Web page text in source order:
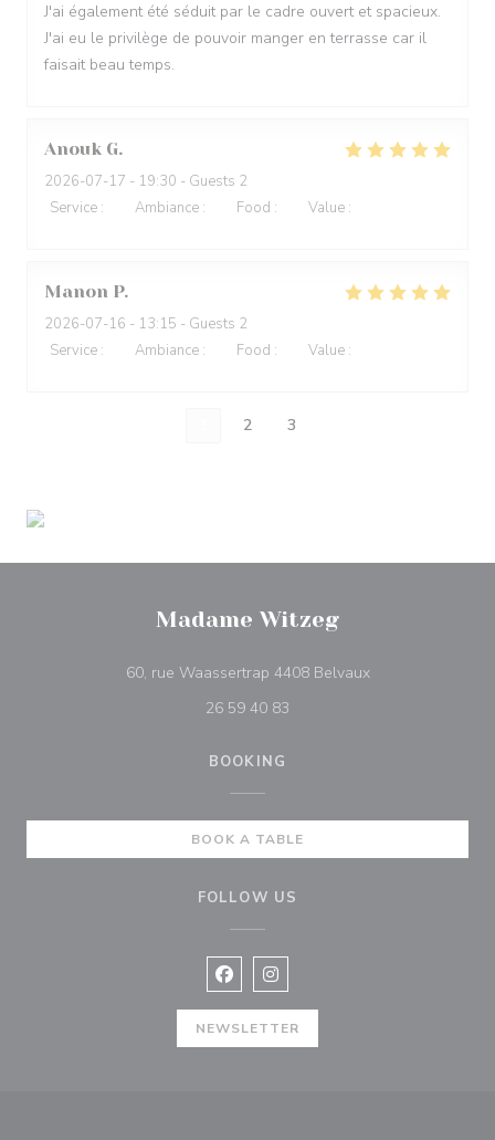
J'ai également été séduit par le cadre ouvert et spacieux.
J'ai eu le privilège de pouvoir manger en terrasse car il
faisait beau temps.
Anouk G
2026-07-17 - 19:30 - Guests 2
Service : Ambiance : Food : Value :
Manon P
2026-07-16 - 13:15 - Guests 2
Service : Ambiance : Food : Value :
2 3
Madame Witzeg
60, rue Waassertrap 4408 Belvaux((opens in a new
26 59 40 83
BOOKING
BOOK A TABLE
FOLLOW US
Facebook ((opens in a new
Instagram ((opens in a new
NEWSLETTER